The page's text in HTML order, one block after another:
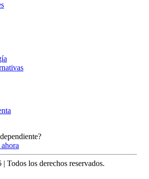
| Todos los derechos reservados.